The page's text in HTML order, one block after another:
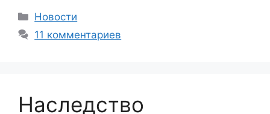
Рубрики
Новости
11 комментариев
Наследство